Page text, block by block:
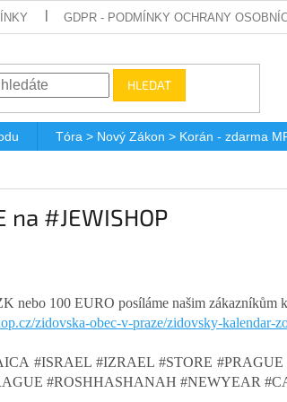
GDPR - PODMÍNKY OCHRANY
HLEDAT
Tóra > Nový Zákon > Korán - zdarma
na #JEWISHOP
nebo 100 EURO posíláme našim
cz/zidovska-obec-v-praze/zidovsky-kalendar-
#ISRAEL #IZRAEL #STORE
#ROSHHASHANAH #NEWYEAR